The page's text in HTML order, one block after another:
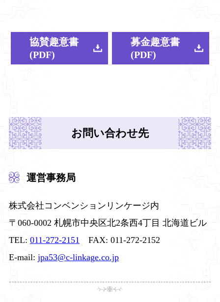
協賛趣意書
(PDF)
募金趣意書
(PDF)
お問い合わせ先
運営事務局
株式会社コンベンションリンケージ内
〒060-0002 札幌市中央区北2条西4丁目 北海道ビル
TEL: 011-272-2151
FAX: 011-272-2152
E-mail: jpa53@c-linkage.co.jp